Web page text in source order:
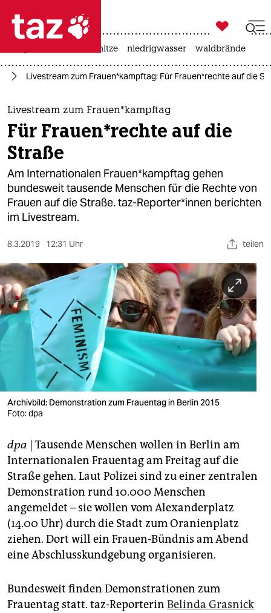
 taz zahl ich
taz zahl ich
themen
politik
öko
gesellschaft
kultur
sport
berlin
nord
wahrheit
verlag
veranstaltungen
fragen & hilfe
unterstützen
abo
genossenschaft
epaper login

taz zahl ich
hitze niedrigwasser waldbrände
Livestream zum Frauen*kampftag: Für Frauen*rechte auf die
Livestream zum Frauen*kampftag
Für Frauen*rechte auf die
Straße
Am Internationalen Frauen*kampftag gehen
bundesweit tausende Menschen für die Rechte von
Frauen auf die Straße. taz-Reporter*innen berichten
im Livestream.
8.3.2019 12:31 Uhr teilen
Archivbild: Demonstration zum Frauentag in Berlin 2015
Foto: dpa
dpa | Tausende Menschen wollen in Berlin am
Internationalen Frauentag am Freitag auf die
Straße gehen. Laut Polizei sind zu einer zentralen
Demonstration rund 10.000 Menschen
angemeldet – sie wollen vom Alexanderplatz
(14.00 Uhr) durch die Stadt zum Oranienplatz
ziehen. Dort will ein Frauen-Bündnis am Abend
eine Abschlusskundgebung organisieren.
Bundesweit finden Demonstrationen zum
Frauentag statt. taz-Reporterin Belinda Grasnick